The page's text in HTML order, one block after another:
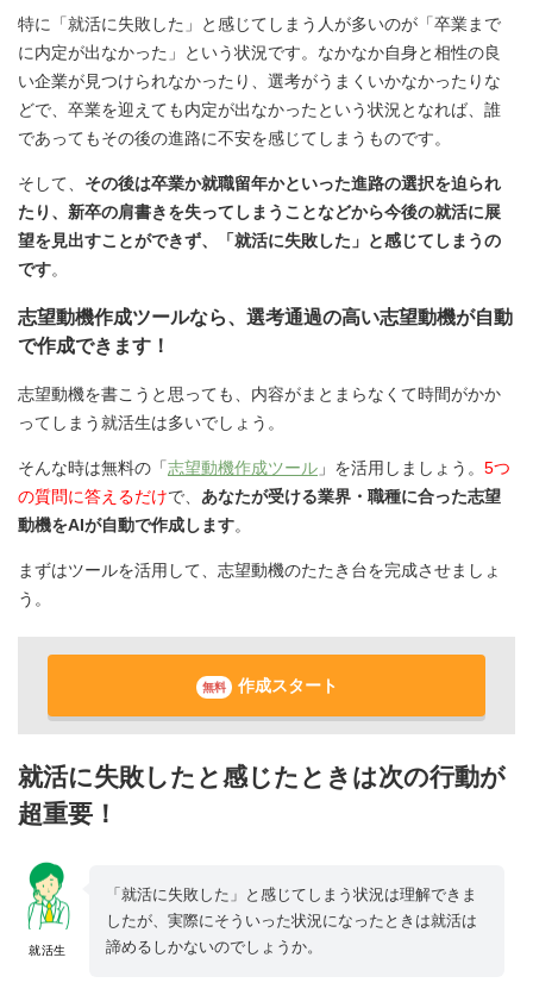
特に「就活に失敗した」と感じてしまう人が多いのが「卒業まで
に内定が出なかった」という状況です。なかなか自身と相性の良
い企業が見つけられなかったり、選考がうまくいかなかったりな
どで、卒業を迎えても内定が出なかったという状況となれば、誰
であってもその後の進路に不安を感じてしまうものです。
そして、 その後は卒業か就職留年かといった進路の選択を迫られ
たり、新卒の肩書きを失ってしまうことなどから今後の就活に展
望を見出すことができず、「就活に失敗した」と感じてしまうの
です。
志望動機作成ツールなら、選考通過の高い志望動機が自動
で作成できます！
志望動機を書こうと思っても、内容がまとまらなくて時間がかか
ってしまう就活生は多いでしょう。
そんな時は無料の「志望動機作成ツール 」を活用しましょう。 5つ
の質問に答えるだけで、 あなたが受ける業界・職種に合った志望
動機をAIが自動で作成します。
まずはツールを活用して、志望動機のたたき台を完成させましょ
う。
無料 作成スタート
就活に失敗したと感じたときは次の行動が
超重要！
就活生
「就活に失敗した」と感じてしまう状況は理解できま
したが、実際にそういった状況になったときは就活は
諦めるしかないのでしょうか。